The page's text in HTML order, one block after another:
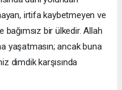
irtifa kaybetmeyen ve
bağımsız bir ülkedir. Allah
yaşatmasın; ancak buna
dimdik karşısında